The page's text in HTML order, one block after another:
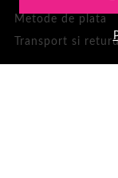
Metode de plata
Transport si